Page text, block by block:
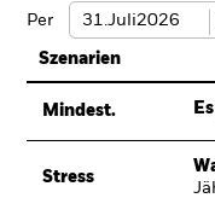
Per
Szenarien
Mindest.
Stress